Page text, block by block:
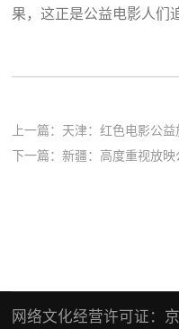
果，这正是公益电影人们
上一篇： 天津：红色电影公
下一篇：新疆：高度重视放映
网络文化经营许可证：